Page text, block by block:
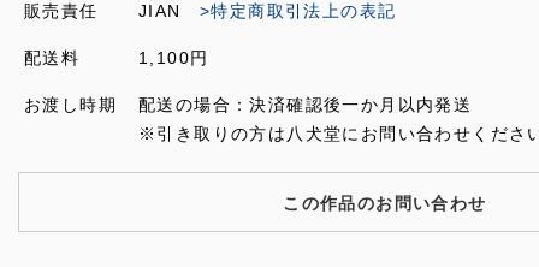
販売責任 JIAN >特定商取引法上の表記
配送料 1,100円
お渡し時期
配送の場合：決済確認後一か月以内発送
※引き取りの方は八犬堂にお問い合わせくださ
この作品のお問い合わせ